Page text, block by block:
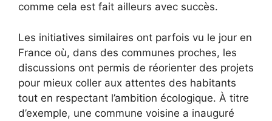
comme cela est fait ailleurs avec succès.
Les initiatives similaires ont parfois vu le jour en
France où, dans des communes proches, les
discussions ont permis de réorienter des projets
pour mieux coller aux attentes des habitants
tout en respectant l’ambition écologique. À titre
d’exemple, une commune voisine a inauguré